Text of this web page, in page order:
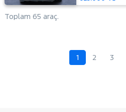
TOYOTA
Toplam 65 araç.
1 2 3